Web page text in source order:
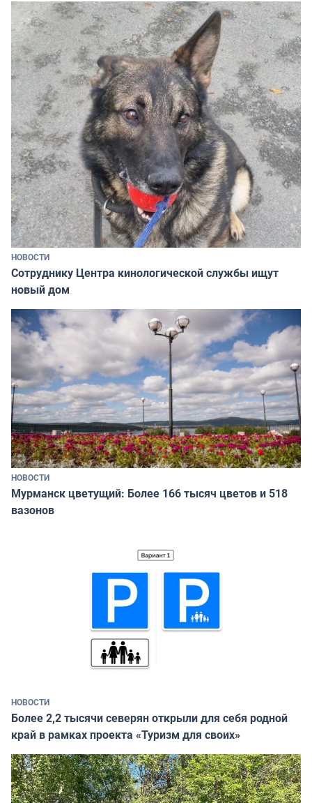
НОВОСТИ
Сотруднику Центра кинологической службы ищут
новый дом
НОВОСТИ
Мурманск цветущий: Более 166 тысяч цветов и 518
вазонов
НОВОСТИ
Более 2,2 тысячи северян открыли для себя родной
край в рамках проекта «Туризм для своих»